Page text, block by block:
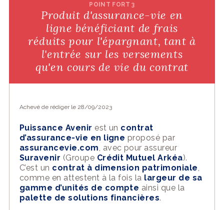
POINT FORT 3
Produit d'assurance-vie en
ligne bénéficiant de frais
réduits pour l'épargnant, tant à
l'entrée sur les versements
qu'en cours de vie du contrat
Achevé de rédiger le 28/09/2023
Puissance Avenir est un contrat
d’assurance-vie en ligne proposé par
assurancevie.com , avec pour assureur
Suravenir (Groupe Crédit Mutuel Arkéa).
C’est un contrat à dimension patrimoniale
comme en attestent à la fois la largeur de sa
gamme d’unités de compte ainsi que la
palette de solutions financières.